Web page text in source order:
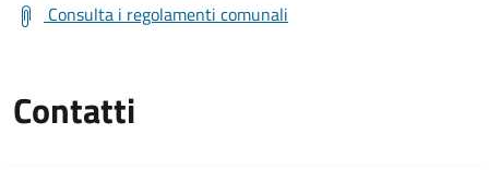
Consulta i regolamenti comunali
Contatti